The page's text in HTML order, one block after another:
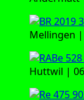
Mellingen |
Huttwil |